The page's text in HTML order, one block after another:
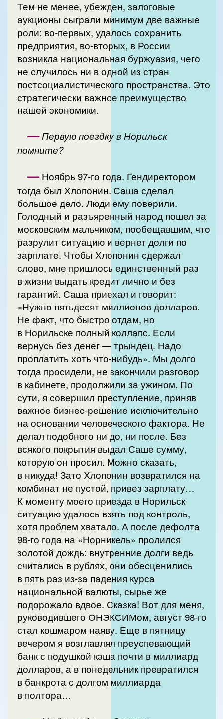
Тем не менее, убежден, залоговые
аукционы сыграли минимум две важные
роли: во-первых, удалось сохранить
предприятия, во-вторых, в России
возникла национальная буржуазия, чего
не случилось ни в одной из стран
постсоциалистического пространства. Это
стратегически важное преимущество
нашей экономики.
—Первую поездку в Норильск
помните?
— Ноябрь 97-го года. Гендиректором
тогда был Хлопонин. Саша сделал
большое дело. Люди ему поверили.
Голодный и разъяренный народ пошел за
московским мальчиком, пообещавшим, что
разрулит ситуацию и вернет долги по
зарплате. Чтобы Хлопонин сдержал
слово, мне пришлось единственный раз
в жизни выдать кредит лично и без
гарантий. Саша приехал и говорит:
«Нужно пятьдесят миллионов долларов.
Не факт, что быстро отдам, но
в Норильске полный коллапс. Если
вернусь без денег — трындец. Надо
проплатить хоть что-нибудь». Мы долго
тогда просидели, не закончили разговор
в кабинете, продолжили за ужином. По
сути, я совершил преступление, приняв
важное бизнес-решение исключительно
на основании человеческого фактора. Не
делал подобного ни до, ни после. Без
всякого покрытия выдал Саше сумму,
которую он просил. Можно сказать,
в никуда! Зато Хлопонин возвратился на
комбинат не пустой, привез зарплату…
К моменту моего приезда в Норильск
ситуацию удалось взять под контроль,
хотя проблем хватало. А после дефолта
98-го года на «Норникель» пролился
золотой дождь: внутренние долги ведь
считались в рублях, они обесценились
в пять раз из-за падения курса
национальной валюты, сырье же
подорожало вдвое. Сказка! Вот для меня,
руководившего ОНЭКСИМом, август 98-го
стал кошмаром наяву. Еще в пятницу
вечером я возглавлял преуспевающий
банк с подушкой кэша почти в миллиард
долларов, а в понедельник превратился
в банкрота с долгом миллиарда
в полтора…